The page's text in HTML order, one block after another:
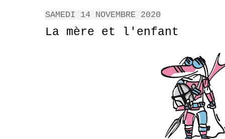
SAMEDI 14 NOVEMBRE 2020
La mère et l'enfant